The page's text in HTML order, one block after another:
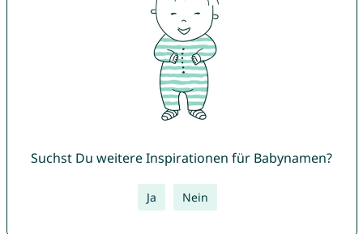
Suchst Du weitere Inspirationen für Babynamen?
Ja Nein